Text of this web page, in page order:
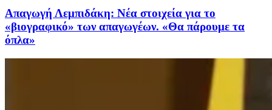
Απαγωγή Λεμπιδάκη: Νέα στοιχεία για το
«βιογραφικό» των απαγωγέων. «Θα πάρουμε τα
όπλα»